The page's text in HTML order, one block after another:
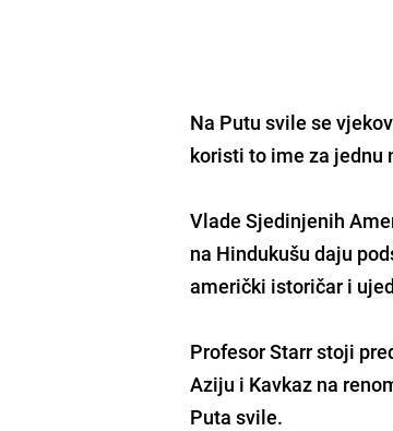
Na Putu svile se
koristi to ime za jednu
Vlade Sjedinjenih
na Hindukušu daju
američki istoričar i
Profesor Starr stoji
Aziju i Kavkaz na
Puta svile.